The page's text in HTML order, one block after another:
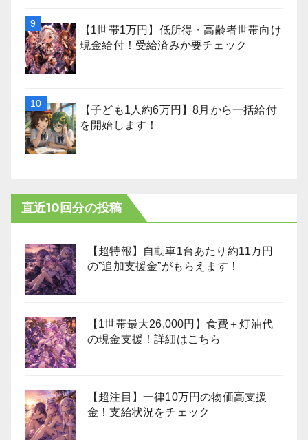
【1世帯1万円】低所得・高齢者世帯向け
現金給付！受給済みか要チェック
【子ども1人約6万円】8月から一括給付
を開始します！
直近10回分の投稿
【超特報】自動車1台あたり約11万円
の”追加支援金”がもらえます！
【1世帯最大26,000円】食費＋灯油代
の現金支援！詳細はこちら
【超注目】一律10万円の物価高支援
金！支給状況をチェック